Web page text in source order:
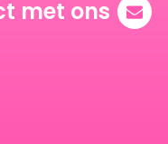
met ons